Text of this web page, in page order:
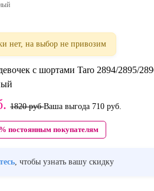
нет, на выбор не привозим
с шортами Taro 2894/2895/
1820 рубВаша выгода 710 руб.
постоянным покупателям
, чтобы узнать вашу скидку